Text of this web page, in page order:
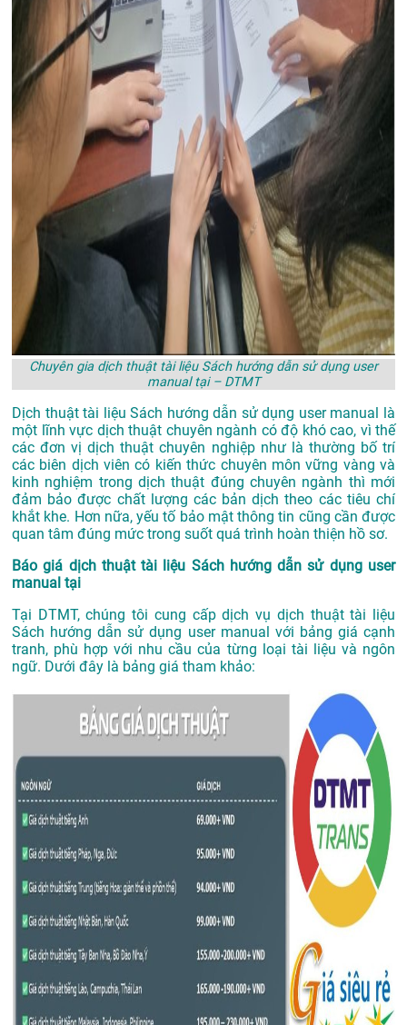
Chuyên gia dịch thuật tài liệu Sách hướng dẫn sử dụng user
manual tại – DTMT
Dịch thuật tài liệu Sách hướng dẫn sử dụng user manual là
một lĩnh vực dịch thuật chuyên ngành có độ khó cao, vì thế
các đơn vị dịch thuật chuyên nghiệp như là thường bố trí
các biên dịch viên có kiến thức chuyên môn vững vàng và
kinh nghiệm trong dịch thuật đúng chuyên ngành thì mới
đảm bảo được chất lượng các bản dịch theo các tiêu chí
khắt khe. Hơn nữa, yếu tố bảo mật thông tin cũng cần được
quan tâm đúng mức trong suốt quá trình hoàn thiện hồ sơ.
Báo giá dịch thuật tài liệu Sách hướng dẫn sử dụng user
manual tại
Tại DTMT, chúng tôi cung cấp dịch vụ dịch thuật tài liệu
Sách hướng dẫn sử dụng user manual với bảng giá cạnh
tranh, phù hợp với nhu cầu của từng loại tài liệu và ngôn
ngữ. Dưới đây là bảng giá tham khảo: